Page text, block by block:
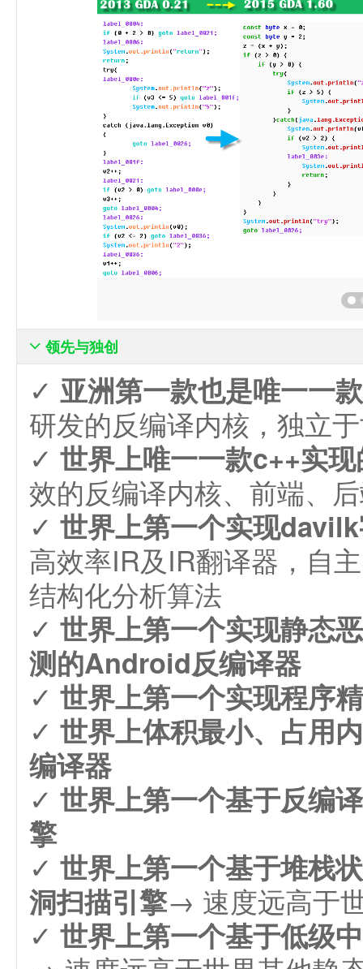
领先与独创

✓ 亚洲第一款也是唯一一
研发的反编译内核，独立
✓ 世界上唯一一款c++实
效的反编译内核、前端、
✓ 世界上第一个实现
高效率IR及IR翻译器，自
结构化分析算法
✓ 世界上第一个实现静态
测的Android反编译器
✓ 世界上第一个实现程序
✓ 世界上体积最小、占用
编译器
✓ 世界上第一个基于反编
擎
✓ 世界上第一个基于堆栈
洞扫描引擎→ 速度远高于
✓ 世界上第一个基于低级